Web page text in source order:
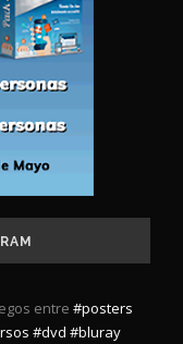
entre #posters
#dvd #bluray